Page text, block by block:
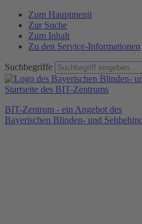
Zum Hauptmenü
Zur Suche
Zum Inhalt
Zu den Service-Informationen
Suchbegriffe
BIT-Zentrum - ein Angebot des
Bayerischen Blinden- und